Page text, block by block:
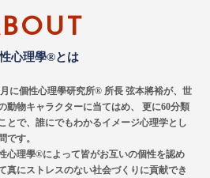
心理學®とは
に個性心理學研究所® 所長 弦本將裕が、世
動物キャラクターに当てはめ、
更に60分類
とで、誰にでもわかるイメージ心理学とし
です。
心理學®によって皆がお互いの個性を認め
真にストレスのない社会づくりに貢献でき